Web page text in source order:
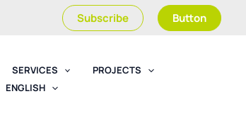
Subscribe Button
SERVICES
PROJECTS
ENGLISH